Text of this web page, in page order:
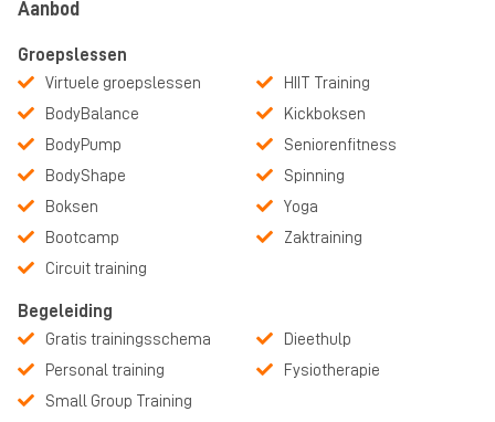
Aanbod
Groepslessen
Virtuele groepslessen
BodyBalance
BodyPump
BodyShape
Boksen
Bootcamp
Circuit training
HIIT Training
Kickboksen
Seniorenfitness
Spinning
Yoga
Zaktraining
Begeleiding
Gratis trainingsschema
Personal training
Small Group Training
Dieethulp
Fysiotherapie